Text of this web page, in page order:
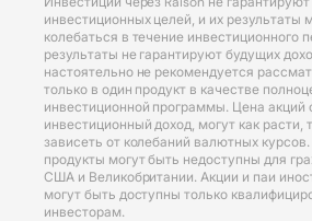
инвестиционных целей, и их результаты
колебаться в течение инвестиционного
результаты не гарантируют будущих
настоятельно не рекомендуется
только в один продукт в качестве
инвестиционной программы. Цена акций
инвестиционный доход, могут как расти,
зависеть от колебаний валютных
продукты могут быть недоступны для
США и Великобритании. Акции и паи
могут быть доступны только
инвесторам.